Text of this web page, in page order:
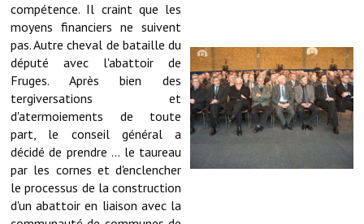
France Renov
Déchets ménagers, tri sélectif, encombrants
Services publics communaux
Démarches administratives
Urbanisme
Biens à louer
Terrains et maisons à vendre
compétence. Il craint que les
moyens financiers ne suivent
pas. Autre cheval de bataille du
député avec l'abattoir de
Fruges. Après bien des
tergiversations et
d'atermoiements de toute
part, le conseil général a
décidé de prendre ... le taureau
par les cornes et d'enclencher
le processus de la construction
d'un abattoir en liaison avec la